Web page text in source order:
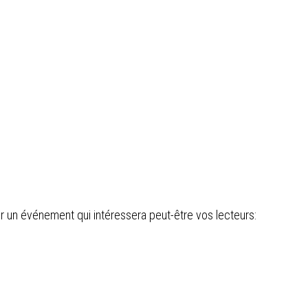
un événement qui intéressera peut-être vos lecteurs: